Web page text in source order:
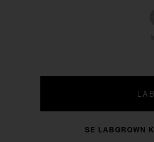
SE LABGROWN